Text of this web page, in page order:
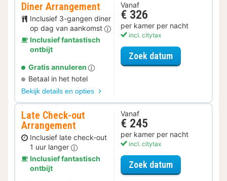
Diner Arrangement
Inclusief 3-gangen diner
op dag van aankomst
Inclusief fantastisch
ontbijt
Gratis annuleren
Betaal in het hotel
Bekijk details en opties
Vanaf
€ 326
per kamer per nacht
incl. citytax
Zoek datumvoor Diner
Late Check-out
Arrangement
Inclusief late check-out
1 uur langer
Inclusief fantastisch
ontbijt
Vanaf
€ 245
per kamer per nacht
incl. citytax
Zoek datumvoor Late